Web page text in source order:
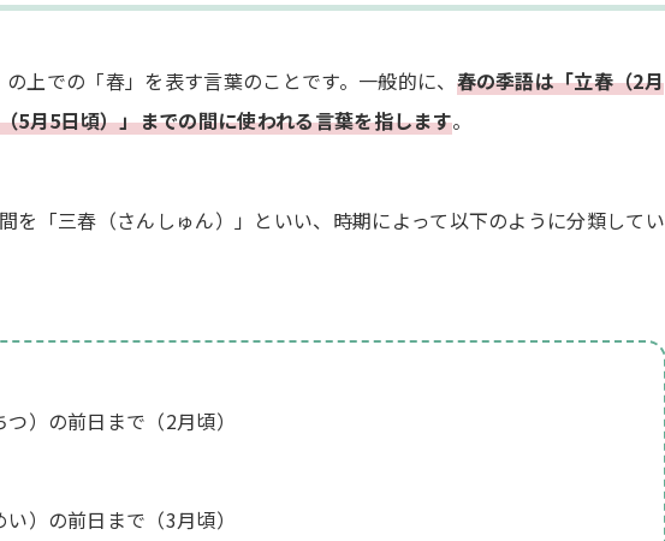
紙の書き方：日常に季節の彩りを
表現：芭蕉や虚子の名句を味わう
の言葉：相手への心遣いを季語に込めて
季語ですか？間違えやすい言葉は？
上での「春」を表す言葉のことです。一般的に、 春の季語は「立春（2月
5月5日頃）」までの間に使われる言葉を指します。
を「三春（さんしゅん）」といい、時期によって以下のように分類してい
）の前日まで（2月頃）
）の前日まで（3月頃）